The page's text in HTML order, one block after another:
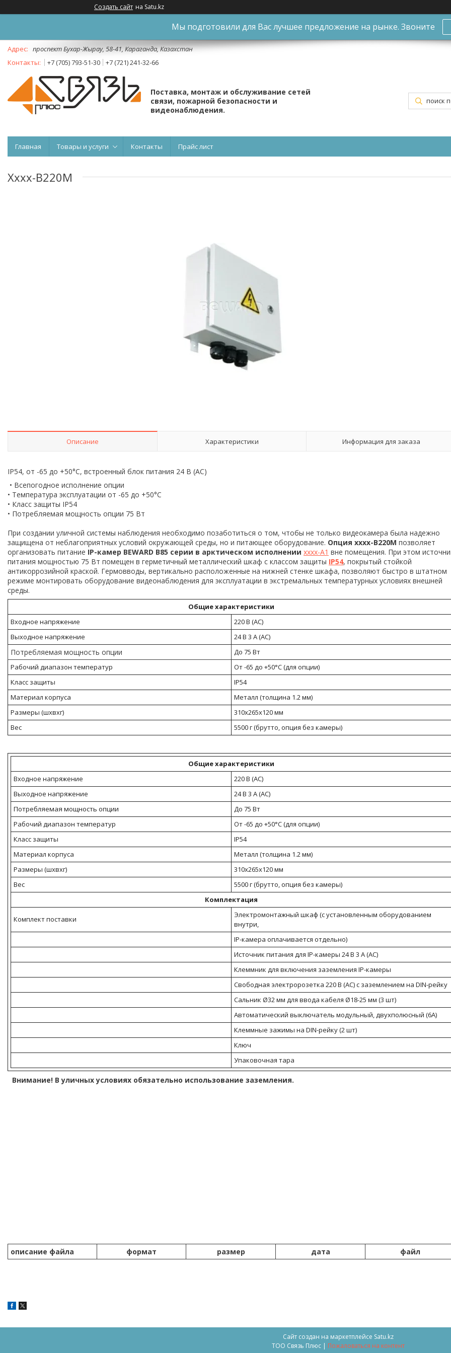
Создать сайт на Satu.kz
Мы подготовили для Вас лучшее предложение на рынке. Звоните
проспект Бухар-Жырау, 58-41, Караганда, Казахстан
+7 (705) 793-51-30
+7 (721) 241-32-66
Поставка, монтаж и обслуживание сетей
связи, пожарной безопасности и
видеонаблюдения.
Главная Товары и услуги Контакты Прайс лист
Xxxx-B220М
Описание Характеристики Информация для заказа
IP54, от -65 до +50°С, встроенный блок питания 24 В (AC)
• Всепогодное исполнение опции
• Температура эксплуатации от -65 до +50°С
• Класс защиты IP54
• Потребляемая мощность опции 75 Вт
При создании уличной системы наблюдения необходимо позаботиться о том, чтобы не только видеокамера была надежно
защищена от неблагоприятных условий окружающей среды, но и питающее оборудование. Опция xxxx-B220M позволяет
организовать питание IP-камер BEWARD B85 серии в арктическом исполнении xxxx-A1 вне помещения. При этом
питания мощностью 75 Вт помещен в герметичный металлический шкаф с классом защиты IP54, покрытый стойкой
антикоррозийной краской. Гермовводы, вертикально расположенные на нижней стенке шкафа, позволяют быстро в штатном
режиме монтировать оборудование видеонаблюдения для эксплуатации в экстремальных температурных условиях внешней
среды.
Общие характеристики
Входное напряжение
220 В (AC)
Выходное напряжение
24 В 3 А (AC)
Потребляемая мощность опции
До 75 Вт
Рабочий диапазон температур
От -65 до +50°С (для опции)
Класс защиты
IP54
Материал корпуса
Металл (толщина 1.2 мм)
Размеры (шхвхг)
310х265х120 мм
Вес
5500 г (брутто, опция без камеры)
Общие характеристики
Входное напряжение
220 В (AC)
Выходное напряжение
24 В 3 А (AC)
Потребляемая мощность опции
До 75 Вт
Рабочий диапазон температур
От -65 до +50°С (для опции)
Класс защиты
IP54
Материал корпуса
Металл (толщина 1.2 мм)
Размеры (шхвхг)
310х265х120 мм
Вес
5500 г (брутто, опция без камеры)
Комплектация
Комплект поставки
Электромонтажный шкаф (с установленным оборудованием
внутри,
IP-камера оплачивается отдельно)
Источник питания для IP-камеры 24 В 3 А (АC)
Клеммник для включения заземления IP-камеры
Свободная электророзетка 220 В (AC) с заземлением на DIN-рейку
Сальник Ø32 мм для ввода кабеля Ø18-25 мм (3 шт)
Автоматический выключатель модульный, двухполюсный (6А)
Клеммные зажимы на DIN-рейку (2 шт)
Ключ
Упаковочная тара
Внимание! В уличных условиях обязательно использование заземления.
описание файла формат размер дата файл
Сайт создан на маркетплейсе Satu.kz
ТОО Связь Плюс | Пожаловаться на контент